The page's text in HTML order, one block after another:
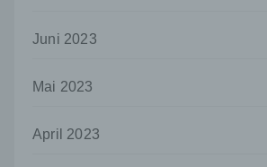
Juni 2023
Mai 2023
April 2023
Empfänger ist eine natürliche
Stelle, der personenbezogene
nicht. Behörden, die im